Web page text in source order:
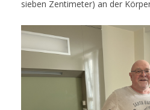
sieben Zentimeter) an der